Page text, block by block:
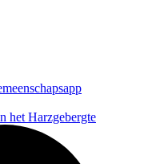
het Harzgebergte